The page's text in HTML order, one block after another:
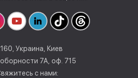
Украина, Киев
7А, оф. 715
с нами: